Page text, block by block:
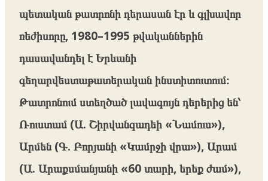
պետական թատրոնի դերասան էր և գլխավոր
ռեժիսորը, 1980–1995 թվականներին
դասավանդել է Երևանի
գեղարվեստաթատերական ինստիտուտում։
Թատրոնում ստեղծած լավագույն դերերից են՝
Ռուստամ (Ա. Շիրվանզադեի «Նամուս»),
Արմեն (Գ. Բորյանի «Կամրջի վրա»), Արամ
(Ա. Արաքսմանյանի «60 տարի, երեք ժամ»),